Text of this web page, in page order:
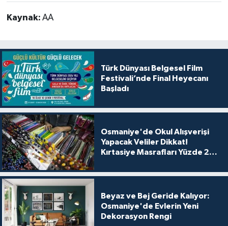
Kaynak: AA
Türk Dünyası Belgesel Film
Festivali’nde Final Heyecanı
Başladı
Osmaniye'de Okul Alışverişi
Yapacak Veliler Dikkat!
Kırtasiye Masrafları Yüzde 25
Beyaz ve Bej Geride Kalıyor:
Osmaniye'de Evlerin Yeni
Dekorasyon Rengi